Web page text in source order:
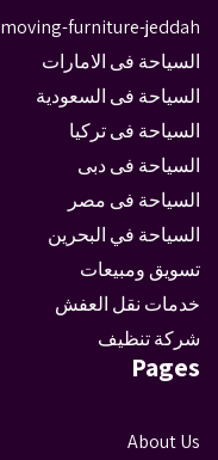
moving-furniture-jeddah
السياحة فى الامارات
السياحة فى السعودية
السياحة فى تركيا
السياحة فى دبى
السياحة فى مصر
السياحة في البحرين
تسويق ومبيعات
خدمات نقل العفش
شركة تنظيف
Pages
About Us